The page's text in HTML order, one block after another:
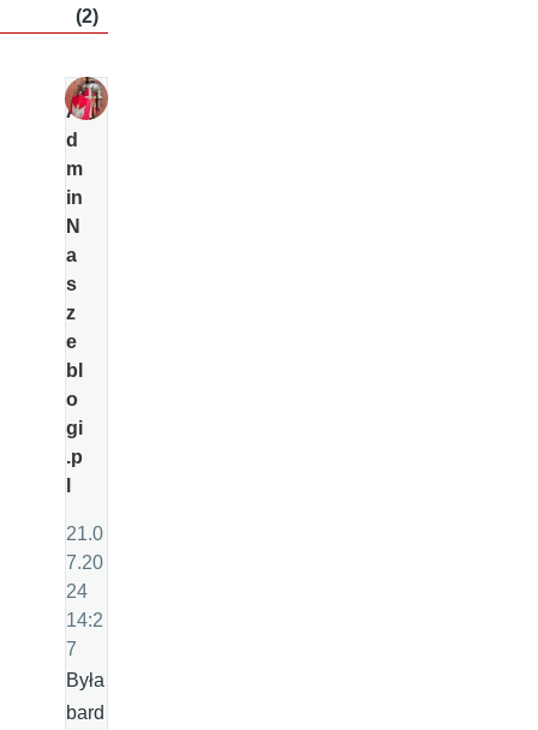
(2)
A
d
m
in
N
a
s
z
e
bl
o
gi
.p
21.0
7.20
24
14:2
7
Była
bard